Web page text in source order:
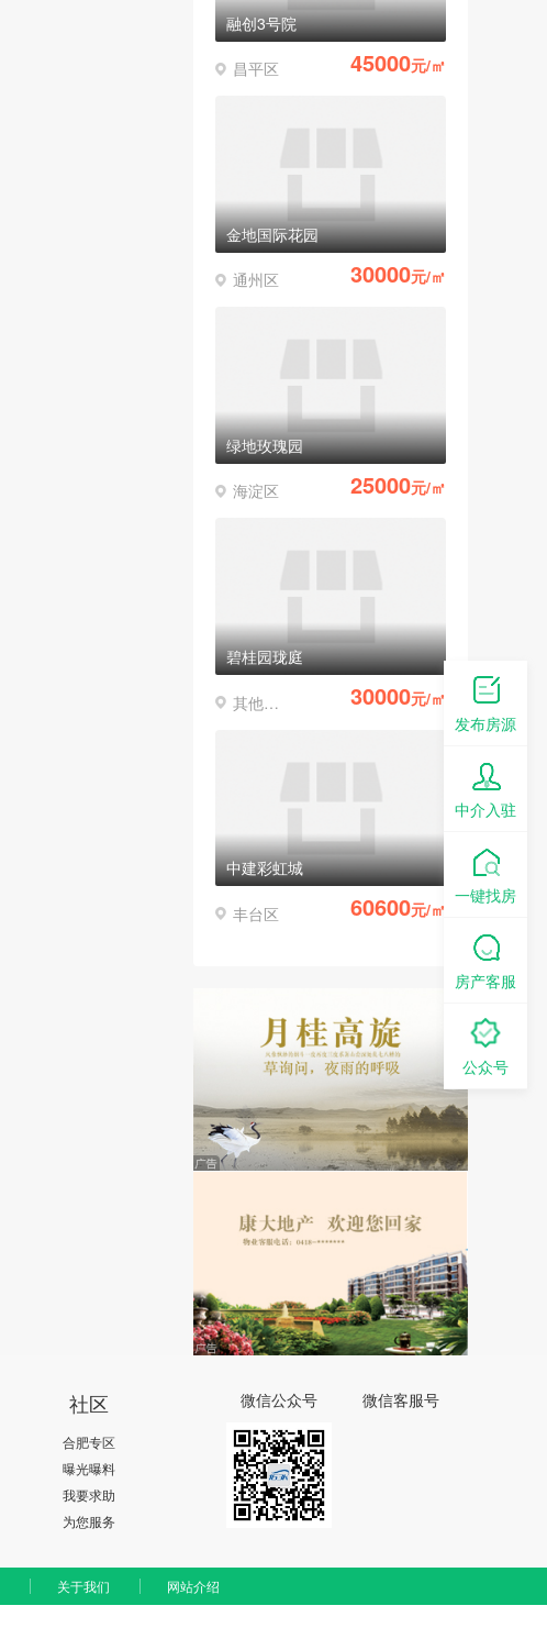
融创3号院
昌平区 45000元/㎡
金地国际花园
通州区 30000元/㎡
绿地玫瑰园
海淀区 25000元/㎡
碧桂园珑庭
其他区县 30000元/㎡
中建彩虹城
丰台区 60600元/㎡
社区
合肥专区
曝光曝料
我要求助
为您服务
微信公众号 微信客服号
关于我们 网站介绍
发布房源
中介入驻
一键找房
房产客服
公众号